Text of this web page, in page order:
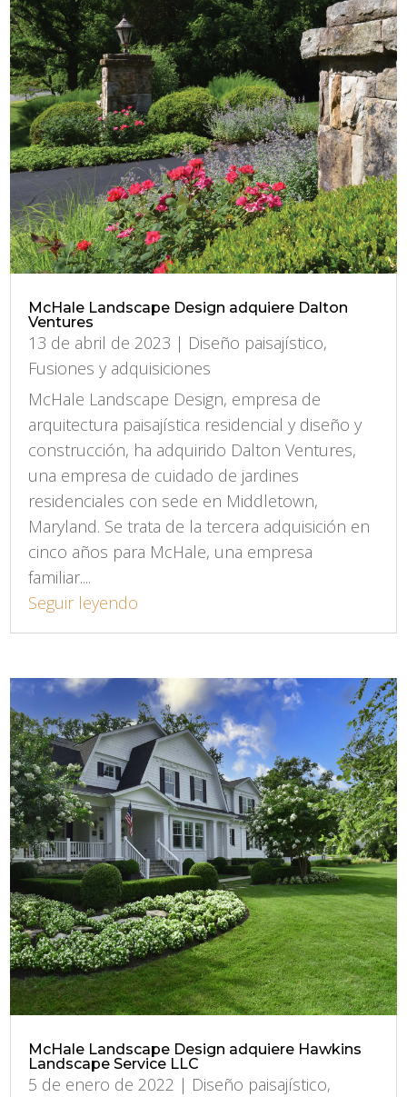
McHale Landscape Design adquiere Dalton
Ventures
13 de abril de 2023 | Diseño paisajístico,
Fusiones y adquisiciones
McHale Landscape Design, empresa de
arquitectura paisajística residencial y diseño y
construcción, ha adquirido Dalton Ventures,
una empresa de cuidado de jardines
residenciales con sede en Middletown,
Maryland. Se trata de la tercera adquisición en
cinco años para McHale, una empresa
familiar....
Seguir leyendo
McHale Landscape Design adquiere Hawkins
Landscape Service LLC
5 de enero de 2022 | Diseño paisajístico,